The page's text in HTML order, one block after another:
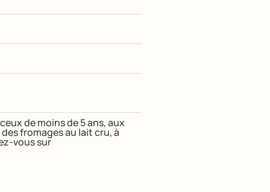
de moins de 5 ans, aux
fromages au lait cru, à
vous sur